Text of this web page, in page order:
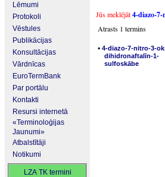
Lēmumi
Protokoli
Vēstules
Publikācijas
Konsultācijas
Vārdnīcas
EuroTermBank
Par portālu
Kontakti
Resursi internetā
«Terminoloģijas
Jaunumi»
Atbalstītāji
Notikumi
LZA TK termini
Jūs meklējāt4-diazo-
Atrasts 1 termins
▪ 4-diazo-7-nitro-3-
dihidronaftalīn-1-
sulfoskābe